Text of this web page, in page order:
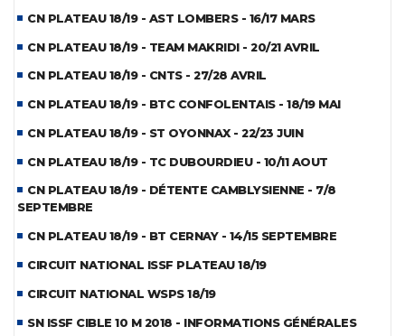
CN PLATEAU 18/19 - AST LOMBERS - 16/17 MARS
CN PLATEAU 18/19 - TEAM MAKRIDI - 20/21 AVRIL
CN PLATEAU 18/19 - CNTS - 27/28 AVRIL
CN PLATEAU 18/19 - BTC CONFOLENTAIS - 18/19 MAI
CN PLATEAU 18/19 - ST OYONNAX - 22/23 JUIN
CN PLATEAU 18/19 - TC DUBOURDIEU - 10/11 AOUT
CN PLATEAU 18/19 - DÉTENTE CAMBLYSIENNE - 7/8
SEPTEMBRE
CN PLATEAU 18/19 - BT CERNAY - 14/15 SEPTEMBRE
CIRCUIT NATIONAL ISSF PLATEAU 18/19
CIRCUIT NATIONAL WSPS 18/19
SN ISSF CIBLE 10 M 2018 - INFORMATIONS GÉNÉRALES